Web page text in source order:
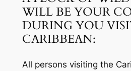
WILL BE YOUR
DURING YOU
CARIBBEAN:
All persons visiting the